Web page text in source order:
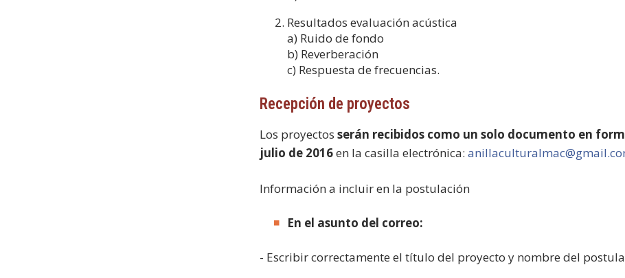
Resultados evaluación acústica
a) Ruido de fondo
b) Reverberación
c) Respuesta de frecuencias.
Recepción de proyectos
Los proyectosserán recibidos como un solo documento en
julio de 2016en la casilla electrónica:
Información a incluir en la postulación
En el asunto del correo:
- Escribir correctamente el título del proyecto y nombre del